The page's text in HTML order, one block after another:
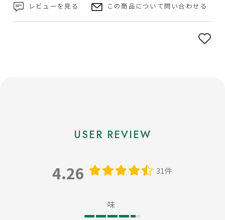
レビューを見る この商品について問い合わせる
4.26 31件
味